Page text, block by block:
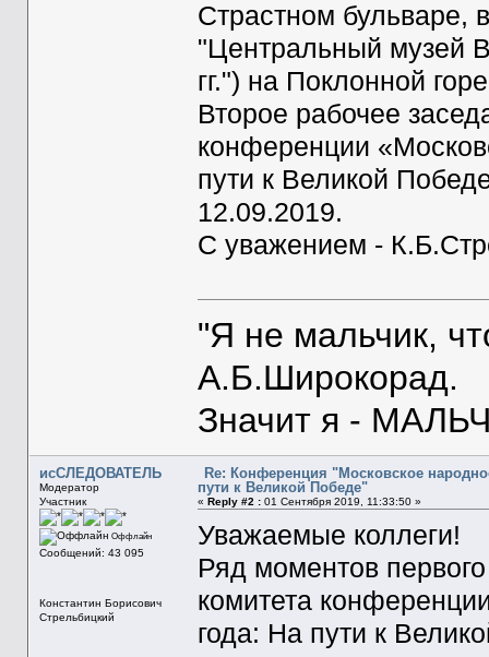
Страстном
"Центральный музей
гг.") на Поклонной
Второе рабочее
конференции
пути к Великой
12.09.2019.
С уважением -
"Я не мальчик,
А.Б.Широкорад.
Значит я -
исСЛЕДОВАТЕЛЬ
Модератор
Участник
Оффлайн
Сообщений: 43 095
Константин Борисович
Стрельбицкий
Re: Конференция "Московское
пути к Великой Победе"
« Reply #2 :01 Сентября 2019, 11:33:50 »
Уважаемые коллеги!
Ряд моментов
комитета
года: На пути к